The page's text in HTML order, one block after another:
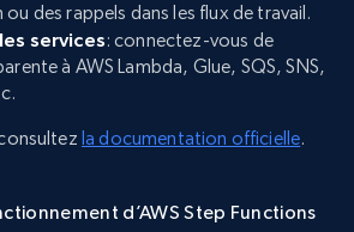
des rappels dans les flux de travail.
services: connectez-vous de
à AWS Lambda, Glue, SQS, SNS,
la documentation officielle.
d’AWS Step Functions